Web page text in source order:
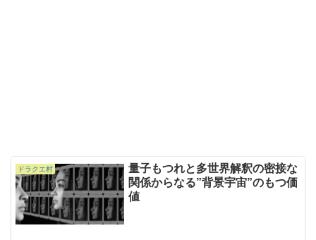
ドラクエ村
量子もつれと多世界解釈の密接な
関係からなる”背景宇宙”のもつ価
値